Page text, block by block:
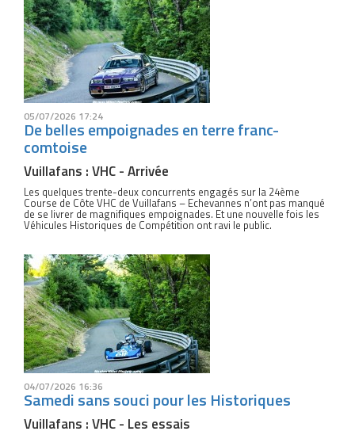
05/07/2026 17:24
De belles empoignades en terre franc-
comtoise
Vuillafans : VHC - Arrivée
Les quelques trente-deux concurrents engagés sur la 24ème
Course de Côte VHC de Vuillafans – Echevannes n’ont pas manqué
de se livrer de magnifiques empoignades. Et une nouvelle fois les
Véhicules Historiques de Compétition ont ravi le public.
04/07/2026 16:36
Samedi sans souci pour les Historiques
Vuillafans : VHC - Les essais